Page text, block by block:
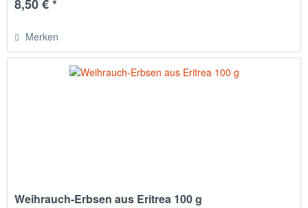
8,50 € *
Merken
Weihrauch-Erbsen aus Eritrea 100 g